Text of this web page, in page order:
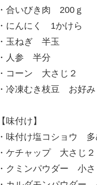
・合いびき肉 200ｇ
・にんにく 1かけら
・玉ねぎ 半玉
・人参 半分
・コーン 大さじ２
・冷凍むき枝豆 お好み
【味付け】
・味付け塩コショウ 多
・ケチャップ 大さじ２
・クミンパウダー 小さ